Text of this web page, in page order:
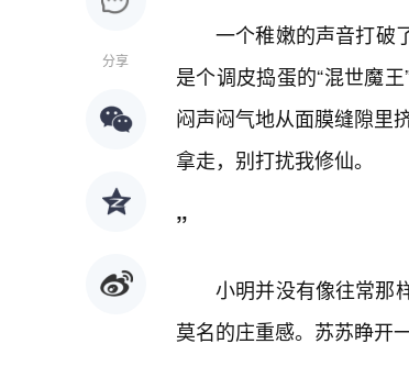
分享
一个稚嫩的声音打
是个调皮捣蛋的“混世魔
闷声闷气地从面膜缝隙里
拿走，别打扰我修仙。
”
小明并没有像往常那
莫名的庄重感。苏苏睁开